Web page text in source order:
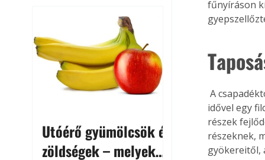
kertészkedés sokak számára
kikapcsolódást és feltöltődést
is jelent.
Utóérő gyümölcsök és
zöldségek – melyek
fűnyíráson
A csapadéktól, a téli hóterheléstől, valamint a lenyírt és a területen maradt fűkaszáléktól
idővel egy
részek
részeknek,
gyökereitől,